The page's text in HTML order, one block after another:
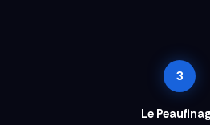
3
Le